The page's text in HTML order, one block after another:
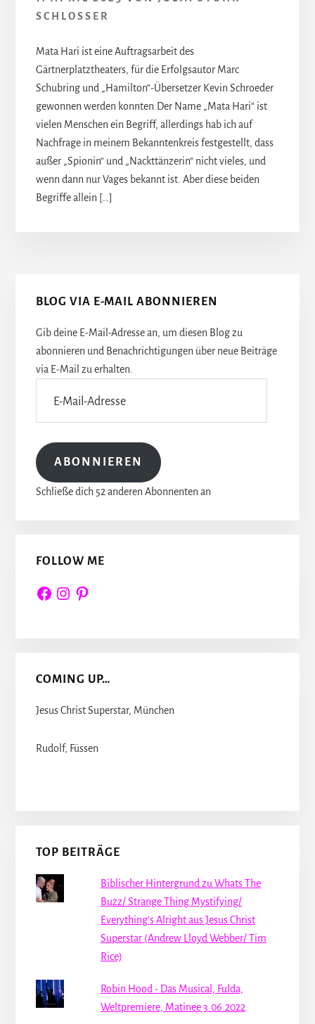
SCHLOSSER
Mata Hari ist eine Auftragsarbeit des
Gärtnerplatztheaters, für die Erfolgsautor Marc
Schubring und „Hamilton“-Übersetzer Kevin Schroeder
gewonnen werden konnten.Der Name „Mata Hari“ ist
vielen Menschen ein Begriff, allerdings hab ich auf
Nachfrage in meinem Bekanntenkreis festgestellt, dass
außer „Spionin“ und „Nackttänzerin“ nicht vieles, und
wenn dann nur Vages bekannt ist. Aber diese beiden
Begriffe allein […]
Seitenspalte
BLOG VIA E-MAIL ABONNIEREN
Gib deine E-Mail-Adresse an, um diesen Blog zu
abonnieren und Benachrichtigungen über neue Beiträge
via E-Mail zu erhalten.
Mail-
Adresse
ABONNIEREN
Schließe dich 52 anderen Abonnenten an
FOLLOW ME
FacebookInstagram
Pinterest
COMING UP…
Jesus Christ Superstar, München
Rudolf, Füssen
TOP BEITRÄGE
Biblischer Hintergrund zu Whats The
Buzz/ Strange Thing Mystifying/
Everything's Alright aus Jesus Christ
Superstar (Andrew Lloyd Webber/ Tim
Rice)
Robin Hood - Das Musical, Fulda,
Weltpremiere, Matinee 3.06.2022